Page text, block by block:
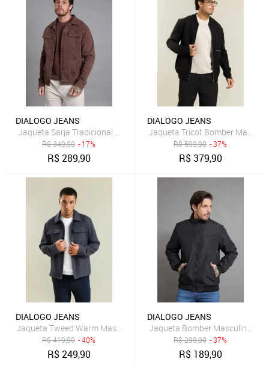
DIALOGO JEANS
R$349,90 - 17%
R$289,90
DIALOGO JEANS
Jaqueta Tricot Bomber
R$599,90 - 37%
R$379,90
DIALOGO JEANS
Jaqueta Tweed Warm Masculina Casual Elegante Azul Dialogo
R$419,90 - 40%
R$249,90
DIALOGO JEANS
Jaqueta Bomber Masculina
R$299,90 - 37%
R$ 189,90